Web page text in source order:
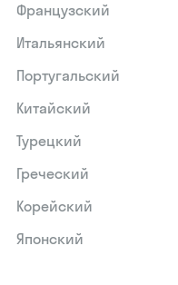
Французский
Итальянский
Португальский
Китайский
Турецкий
Греческий
Корейский
Японский